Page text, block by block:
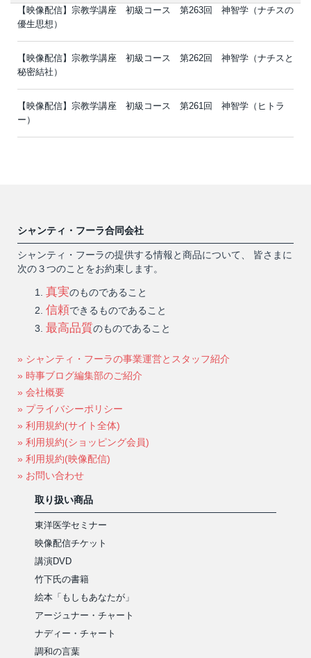
【映像配信】宗教学講座 初級コース 第263回 神智学（ナチスの
優生思想）
【映像配信】宗教学講座 初級コース 第262回 神智学（ナチスと
秘密結社）
【映像配信】宗教学講座 初級コース 第261回 神智学（ヒトラ
ー）
シャンティ・フーラ合同会社
シャンティ・フーラの提供する情報と商品について、 皆さまに
次の３つのことをお約束します。
真実のものであること
信頼できるものであること
最高品質のものであること
» シャンティ・フーラの事業運営とスタッフ紹介
» 時事ブログ編集部のご紹介
» 会社概要
» プライバシーポリシー
» 利用規約(サイト全体)
» 利用規約(ショッピング会員)
» 利用規約(映像配信)
» お問い合わせ
取り扱い商品
東洋医学セミナー
映像配信チケット
講演DVD
竹下氏の書籍
絵本「もしもあなたが」
アージュナー・チャート
ナディー・チャート
調和の言葉